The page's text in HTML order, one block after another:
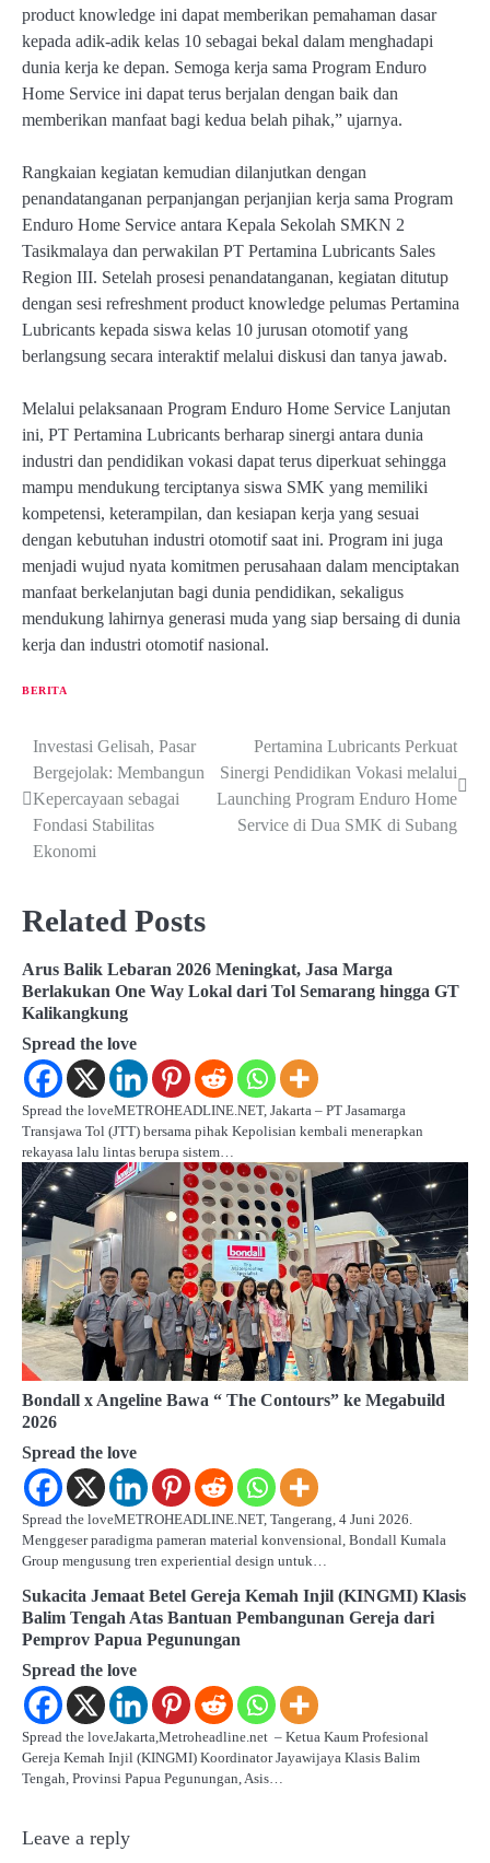
product knowledge ini dapat memberikan pemahaman dasar
kepada adik-adik kelas 10 sebagai bekal dalam menghadapi
dunia kerja ke depan. Semoga kerja sama Program Enduro
Home Service ini dapat terus berjalan dengan baik dan
memberikan manfaat bagi kedua belah pihak,” ujarnya.
Rangkaian kegiatan kemudian dilanjutkan dengan
penandatanganan perpanjangan perjanjian kerja sama Program
Enduro Home Service antara Kepala Sekolah SMKN 2
Tasikmalaya dan perwakilan PT Pertamina Lubricants Sales
Region III. Setelah prosesi penandatanganan, kegiatan ditutup
dengan sesi refreshment product knowledge pelumas Pertamina
Lubricants kepada siswa kelas 10 jurusan otomotif yang
berlangsung secara interaktif melalui diskusi dan tanya jawab.
Melalui pelaksanaan Program Enduro Home Service Lanjutan
ini, PT Pertamina Lubricants berharap sinergi antara dunia
industri dan pendidikan vokasi dapat terus diperkuat sehingga
mampu mendukung terciptanya siswa SMK yang memiliki
kompetensi, keterampilan, dan kesiapan kerja yang sesuai
dengan kebutuhan industri otomotif saat ini. Program ini juga
menjadi wujud nyata komitmen perusahaan dalam menciptakan
manfaat berkelanjutan bagi dunia pendidikan, sekaligus
mendukung lahirnya generasi muda yang siap bersaing di dunia
kerja dan industri otomotif nasional.
BERITA
P
o
n
v
i
g
a
t
i
o
n
Investasi Gelisah, Pasar
Bergejolak: Membangun
Kepercayaan sebagai
Fondasi Stabilitas
Ekonomi
Pertamina Lubricants Perkuat
Sinergi Pendidikan Vokasi melalui
Launching Program Enduro Home
Service di Dua SMK di Subang
Related Posts
Arus Balik Lebaran 2026 Meningkat, Jasa Marga
Berlakukan One Way Lokal dari Tol Semarang hingga GT
Kalikangkung
Spread the love
Spread the loveMETROHEADLINE.NET, Jakarta – PT Jasamarga
Transjawa Tol (JTT) bersama pihak Kepolisian kembali menerapkan
rekayasa lalu lintas berupa sistem…
Bondall x Angeline Bawa “ The Contours” ke Megabuild
2026
Spread the love
Spread the loveMETROHEADLINE.NET, Tangerang, 4 Juni 2026.
Menggeser paradigma pameran material konvensional, Bondall Kumala
Group mengusung tren experiential design untuk…
Sukacita Jemaat Betel Gereja Kemah Injil (KINGMI) Klasis
Balim Tengah Atas Bantuan Pembangunan Gereja dari
Pemprov Papua Pegunungan
Spread the love
Spread the loveJakarta,Metroheadline.net – Ketua Kaum Profesional
Gereja Kemah Injil (KINGMI) Koordinator Jayawijaya Klasis Balim
Tengah, Provinsi Papua Pegunungan, Asis…
Leave a reply